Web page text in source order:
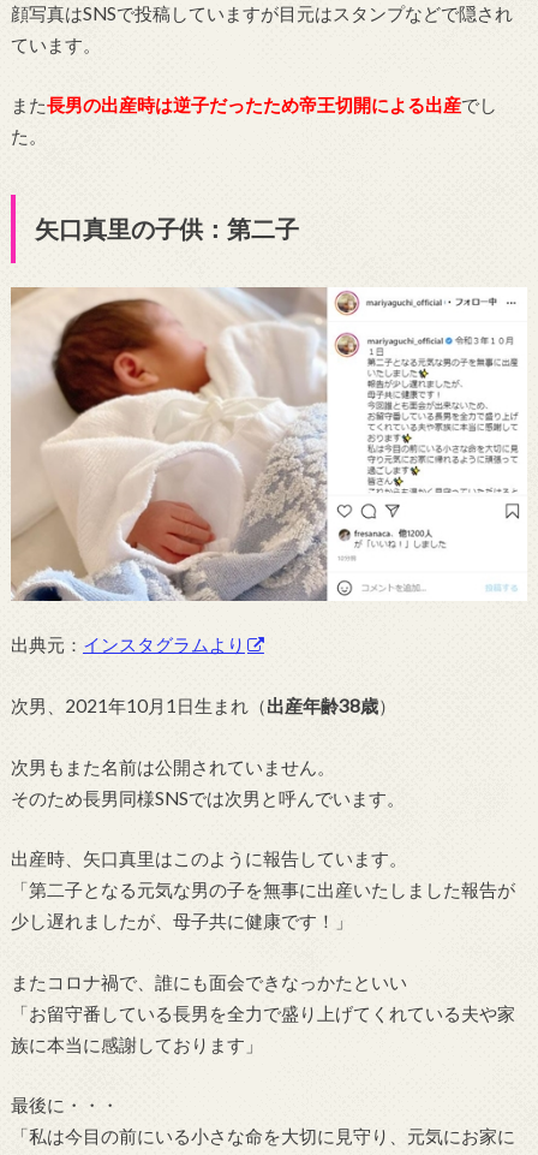
顔写真はSNSで投稿していますが目元はスタンプなどで隠され
ています。
また長男の出産時は逆子だったため帝王切開による出産でし
た。
矢口真里の子供：第二子
出典元： インスタグラムより
次男、2021年10月1日生まれ（出産年齢38歳）
次男もまた名前は公開されていません。
そのため長男同様SNSでは次男と呼んでいます。
出産時、矢口真里はこのように報告しています。
「第二子となる元気な男の子を無事に出産いたしました報告が
少し遅れましたが、母子共に健康です！」
またコロナ禍で、誰にも面会できなっかたといい
「お留守番している長男を全力で盛り上げてくれている夫や家
族に本当に感謝しております」
最後に・・・
「私は今目の前にいる小さな命を大切に見守り、元気にお家に